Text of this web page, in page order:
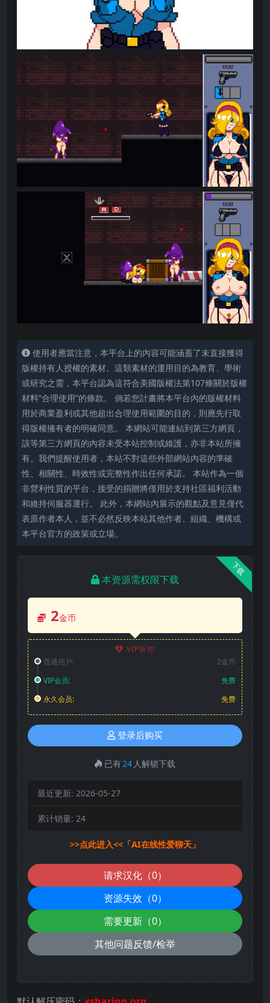
使用者應當注意，本平台上的內容可能涵蓋了未直接獲得
版權持有人授權的素材。這類素材的運用目的為教育、學術
或研究之需，本平台認為這符合美國版權法第107條關於版權
材料“合理使用”的條款。 倘若您計畫將本平台內的版權材料
用於商業盈利或其他超出合理使用範圍的目的，則應先行取
得版權擁有者的明確同意。 本網站可能連結到第三方網頁，
該等第三方網頁的內容未受本站控制或維護，亦非本站所擁
有。我們提醒使用者，本站不對這些外部網站內容的準確
性、相關性、時效性或完整性作出任何承諾。 本站作為一個
非營利性質的平台，接受的捐贈將僅用於支持社區福利活動
和維持伺服器運行。 此外，本網站內展示的觀點及意見僅代
表原作者本人，並不必然反映本站其他作者、組織、機構或
本平台官方的政策或立場。
下载
本资源需权限下载
2金币
VIP折扣
普通用户:
2金币
VIP会员:
免费
永久会员:
免费
登录后购买
已有24 人解锁下载
最近更新: 2026-05-27
累计销量: 24
>>点此进入<<「AI在线性爱聊天」
请求汉化（0）
资源失效（0）
需要更新（0）
其他问题反馈/检举